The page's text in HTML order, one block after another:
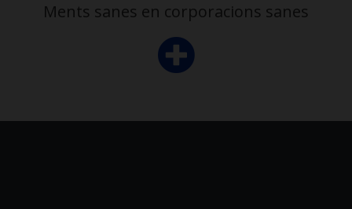
Ments sanes en corporacions sanes